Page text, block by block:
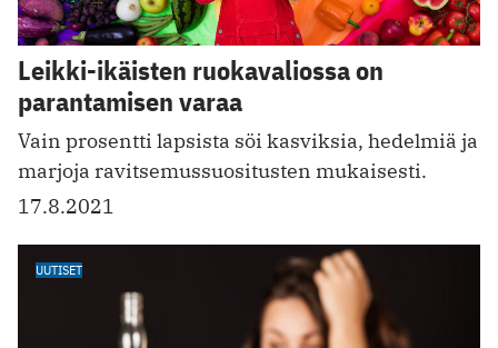
Leikki-ikäisten ruokavaliossa on
parantamisen varaa
Vain prosentti lapsista söi kasviksia, hedelmiä ja
marjoja ravitsemussuositusten mukaisesti.
17.8.2021
UUTISET